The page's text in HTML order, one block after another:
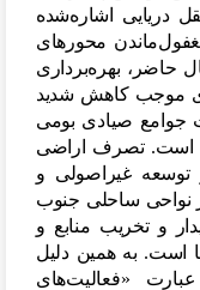
دریایی اشارهشده
ماندن محورهای
حاضر، بهرهبرداری
موجب کاهش شدید
جوامع صیادی بومی
است. تصرف اراضی
غیراصولی و
نواحی ساحلی جنوب
و تخریب منابع و
است. به همین دلیل
«فعالیتهای